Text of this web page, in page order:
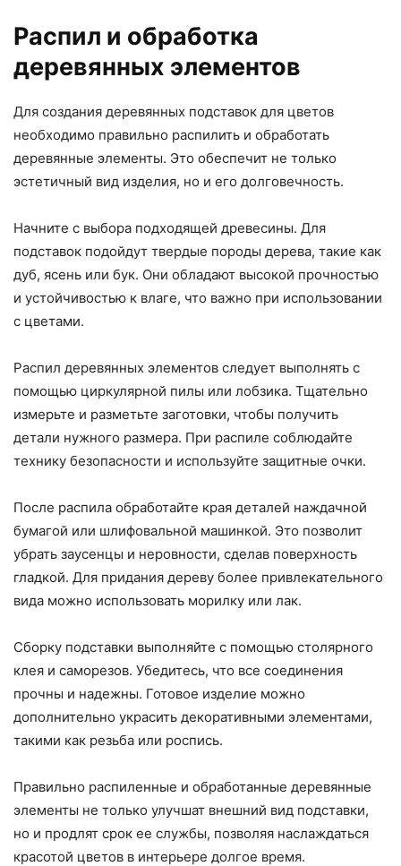
Распил и обработка
деревянных элементов
Для создания деревянных подставок для цветов
необходимо правильно распилить и обработать
деревянные элементы. Это обеспечит не только
эстетичный вид изделия, но и его долговечность.
Начните с выбора подходящей древесины. Для
подставок подойдут твердые породы дерева, такие как
дуб, ясень или бук. Они обладают высокой прочностью
и устойчивостью к влаге, что важно при использовании
с цветами.
Распил деревянных элементов следует выполнять с
помощью циркулярной пилы или лобзика. Тщательно
измерьте и разметьте заготовки, чтобы получить
детали нужного размера. При распиле соблюдайте
технику безопасности и используйте защитные очки.
После распила обработайте края деталей наждачной
бумагой или шлифовальной машинкой. Это позволит
убрать заусенцы и неровности, сделав поверхность
гладкой. Для придания дереву более привлекательного
вида можно использовать морилку или лак.
Сборку подставки выполняйте с помощью столярного
клея и саморезов. Убедитесь, что все соединения
прочны и надежны. Готовое изделие можно
дополнительно украсить декоративными элементами,
такими как резьба или роспись.
Правильно распиленные и обработанные деревянные
элементы не только улучшат внешний вид подставки,
но и продлят срок ее службы, позволяя наслаждаться
красотой цветов в интерьере долгое время.